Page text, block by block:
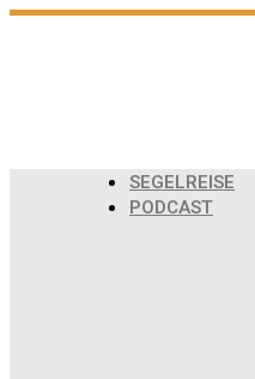
Zum
SEGELREISE
PODCAST